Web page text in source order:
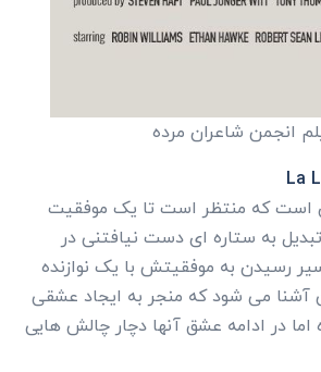
انجمن شاعران مرده
است که منتظر است تا یک موفقیت
به ستاره ای دست نیافتنی در
رسیدن به موفقیتش با یک نوازنده
آشنا می شود که منجر به ایجاد عشقی
اما در ادامه عشق آنها دچار چالش هایی